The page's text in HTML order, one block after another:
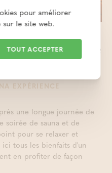
pour se détendre
EXPÉRIENCE
une longue journée de
soirée de sauna et de
pour se relaxer et
tous les bienfaits d'un
en profiter de façon
pour améliorer
le site web.
TOUT ACCEPTER